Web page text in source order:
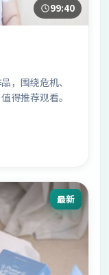
99:40
，围绕危机、
得推荐观看。
最新